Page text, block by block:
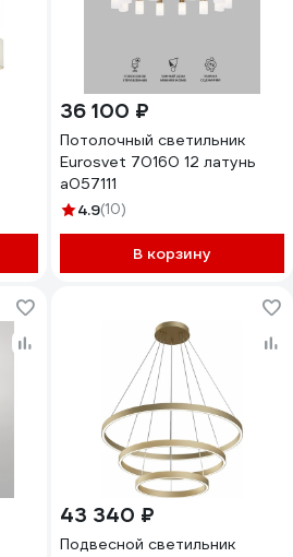
36 100 ₽
Потолочный светильник
Eurosvet 70160 12 латунь
a057111
4.9(10)
В корзину
43 340 ₽
Подвесной светильник